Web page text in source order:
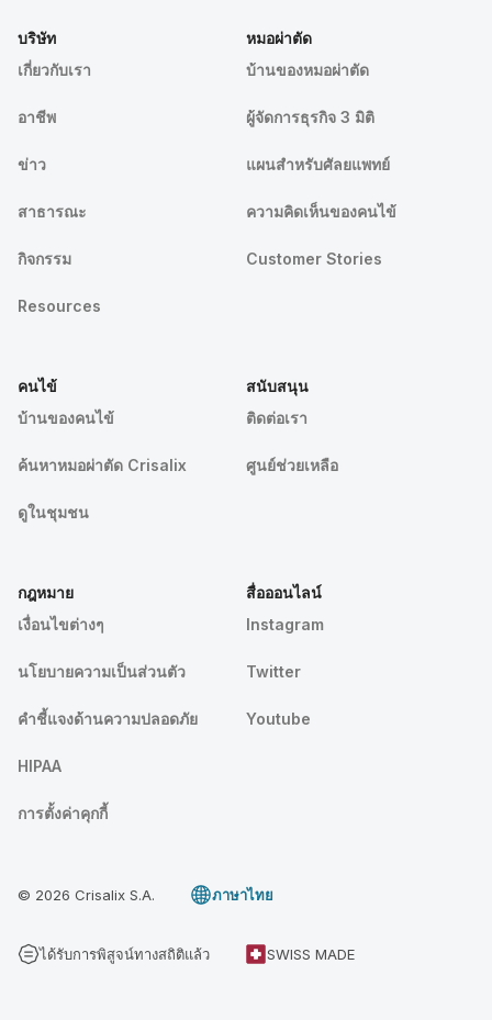
บริษัท
เกี่ยวกับเรา
อาชีพ
ข่าว
สาธารณะ
กิจกรรม
Resources
หมอผ่าตัด
บ้านของหมอผ่าตัด
ผู้จัดการธุรกิจ 3 มิติ
แผนสำหรับศัลยแพทย์
ความคิดเห็นของคนไข้
Customer Stories
คนไข้
บ้านของคนไข้
ค้นหาหมอผ่าตัด Crisalix
ดูในชุมชน
สนับสนุน
ติดต่อเรา
ศูนย์ช่วยเหลือ
กฎหมาย
เงื่อนไขต่างๆ
นโยบายความเป็นส่วนตัว
คําชี้แจงด้านความปลอดภัย
HIPAA
การตั้งค่าคุกกี้
สื่อออนไลน์
Instagram
Twitter
Youtube
© 2026 Crisalix S.A. ภาษาไทย
ได้รับการพิสูจน์ทางสถิติแล้ว SWISS MADE